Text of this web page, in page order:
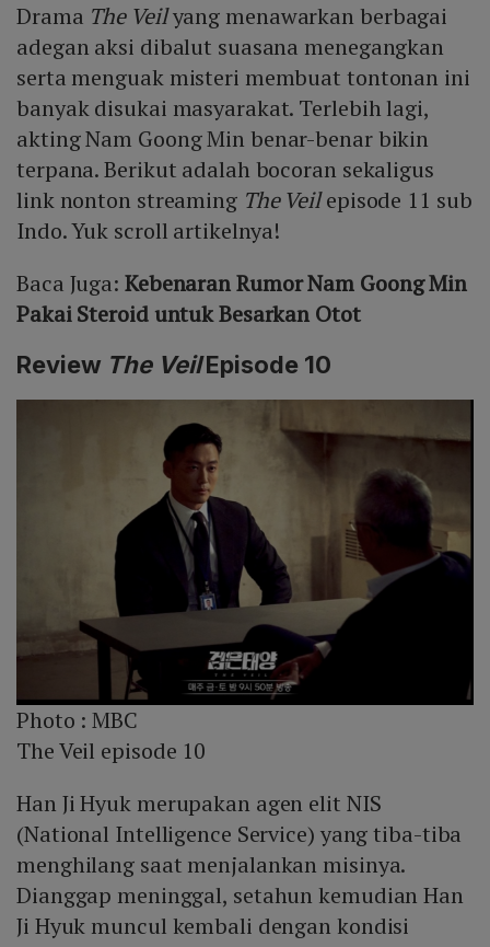
Drama The Veilyang menawarkan berbagai
adegan aksi dibalut suasana menegangkan
serta menguak misteri membuat tontonan ini
banyak disukai masyarakat. Terlebih lagi,
akting Nam Goong Min benar-benar bikin
terpana. Berikut adalah bocoran sekaligus
link nonton streaming The Veilepisode 11 sub
Indo. Yuk scroll artikelnya!
Baca Juga: Kebenaran Rumor Nam Goong Min
Pakai Steroid untuk Besarkan Otot
Review The VeilEpisode 10
Photo :MBC
The Veil episode 10
Han Ji Hyuk merupakan agen elit NIS
(National Intelligence Service) yang tiba-tiba
menghilang saat menjalankan misinya.
Dianggap meninggal, setahun kemudian Han
Ji Hyuk muncul kembali dengan kondisi